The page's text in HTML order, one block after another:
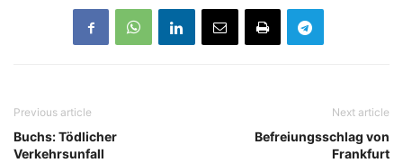
Previous article
Buchs: Tödlicher
Verkehrsunfall
Next article
Befreiungsschlag von
Frankfurt